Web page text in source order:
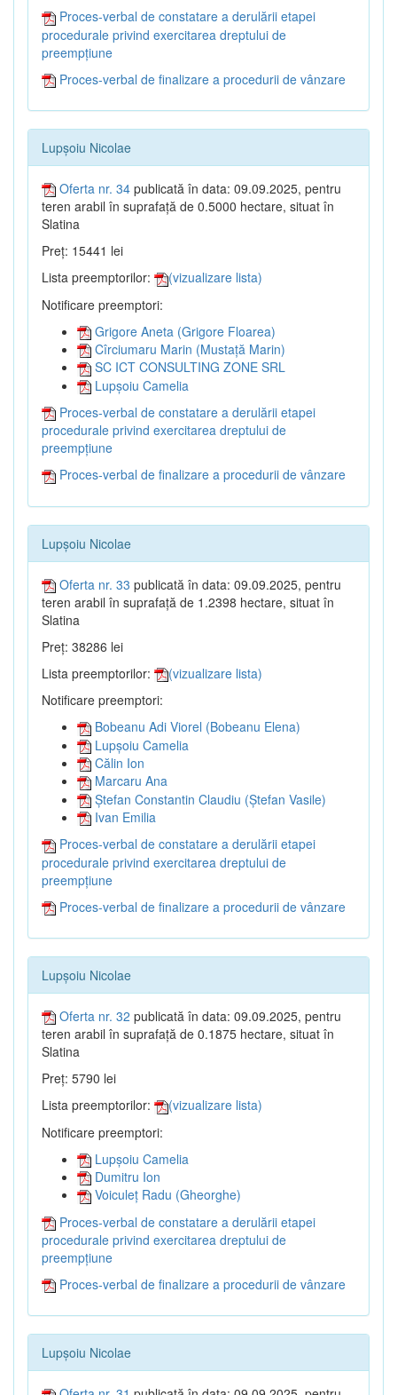
Proces-verbal de constatare a derulării etapei
procedurale privind exercitarea dreptului de
preempțiune
Proces-verbal de finalizare a procedurii de vânzare
Lupșoiu Nicolae
Oferta nr. 34 publicată în data: 09.09.2025, pentru
teren arabil în suprafață de 0.5000 hectare, situat în
Slatina
Preț: 15441 lei
Lista preemptorilor:
(vizualizare lista)
Notificare preemptori:
Grigore Aneta (Grigore Floarea)
Cîrciumaru Marin (Mustață Marin)
SC ICT CONSULTING ZONE SRL
Lupșoiu Camelia
Proces-verbal de constatare a derulării etapei
procedurale privind exercitarea dreptului de
preempțiune
Proces-verbal de finalizare a procedurii de vânzare
Lupșoiu Nicolae
Oferta nr. 33 publicată în data: 09.09.2025, pentru
teren arabil în suprafață de 1.2398 hectare, situat în
Slatina
Preț: 38286 lei
Lista preemptorilor:
(vizualizare lista)
Notificare preemptori:
Bobeanu Adi Viorel (Bobeanu Elena)
Lupșoiu Camelia
Călin Ion
Marcaru Ana
Ștefan Constantin Claudiu (Ștefan Vasile)
Ivan Emilia
Proces-verbal de constatare a derulării etapei
procedurale privind exercitarea dreptului de
preempțiune
Proces-verbal de finalizare a procedurii de vânzare
Lupșoiu Nicolae
Oferta nr. 32 publicată în data: 09.09.2025, pentru
teren arabil în suprafață de 0.1875 hectare, situat în
Slatina
Preț: 5790 lei
Lista preemptorilor:
(vizualizare lista)
Notificare preemptori:
Lupșoiu Camelia
Dumitru Ion
Voiculeț Radu (Gheorghe)
Proces-verbal de constatare a derulării etapei
procedurale privind exercitarea dreptului de
preempțiune
Proces-verbal de finalizare a procedurii de vânzare
Lupșoiu Nicolae